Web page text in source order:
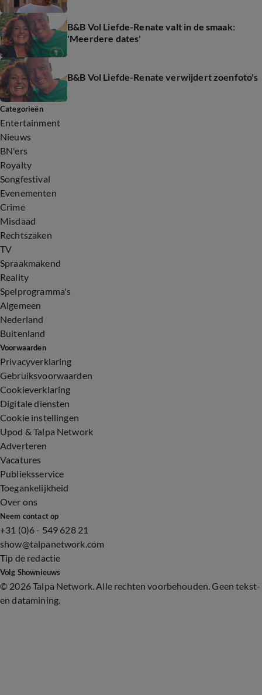
B&B Vol Liefde-Renate valt in de smaak:
'Meerdere dates'
B&B Vol Liefde-Renate verwijdert zoenfoto's
Categorieën
Entertainment
Nieuws
BN'ers
Royalty
Songfestival
Evenementen
Crime
Misdaad
Rechtszaken
TV
Spraakmakend
Reality
Spelprogramma's
Algemeen
Nederland
Buitenland
Voorwaarden
Privacyverklaring
Gebruiksvoorwaarden
Cookieverklaring
Digitale diensten
Cookie instellingen
Upod & Talpa Network
Adverteren
Vacatures
Publieksservice
Toegankelijkheid
Over ons
Neem contact op
+31 (0)6 - 549 628 21
show@talpanetwork.com
Tip de redactie
Volg Shownieuws
© 2026 Talpa Network. Alle rechten voorbehouden. Geen tekst-
en datamining.